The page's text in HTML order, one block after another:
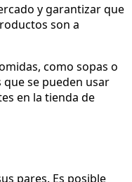
y garantizar que
son a
como sopas o
se pueden usar
en la tienda de
pares. Es posible